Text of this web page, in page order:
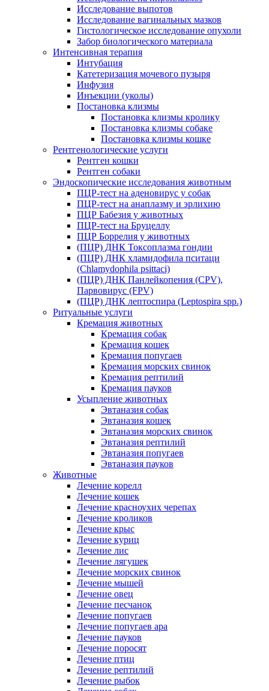
Исследование выпотов
Исследование вагинальных мазков
Гистологическое исследование опухоли
Забор биологического материала
Интенсивная терапия
Интубация
Катетеризация мочевого пузыря
Инфузия
Инъекции (уколы)
Постановка клизмы
Постановка клизмы кролику
Постановка клизмы собаке
Постановка клизмы кошке
Рентгенологические услуги
Рентген кошки
Рентген собаки
Эндоскопические исследования животным
ПЦР-тест на аденовирус у собак
ПЦР-тест на анаплазму и эрлихию
ПЦР Бабезия у животных
ПЦР-тест на Бруцеллу
ПЦР Боррелия у животных
(ПЦР) ДНК Токсоплазма гондии
(ПЦР) ДНК хламидофила пситаци
(Chlamydophila psittaci)
(ПЦР) ДНК Панлейкопения (CPV),
Парвовирус (FPV)
(ПЦР) ДНК лептоспира (Leptospira spp.)
Ритуальные услуги
Кремация животных
Кремация собак
Кремация кошек
Кремация попугаев
Кремация морских свинок
Кремация рептилий
Кремация пауков
Усыпление животных
Эвтаназия собак
Эвтаназия кошек
Эвтаназия морских свинок
Эвтаназия рептилий
Эвтаназия попугаев
Эвтаназия пауков
Животные
Лечение корелл
Лечение кошек
Лечение красноухих черепах
Лечение кроликов
Лечение крыс
Лечение куриц
Лечение лис
Лечение лягушек
Лечение морских свинок
Лечение мышей
Лечение овец
Лечение песчанок
Лечение попугаев
Лечение попугаев ара
Лечение пауков
Лечение поросят
Лечение птиц
Лечение рептилий
Лечение рыбок